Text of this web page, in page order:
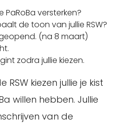
PaRoBa versterken?
de toon van jullie RSW?
(na 8 maart)
zodra jullie kiezen.
kiezen jullie je kist
willen hebben. Jullie
van de